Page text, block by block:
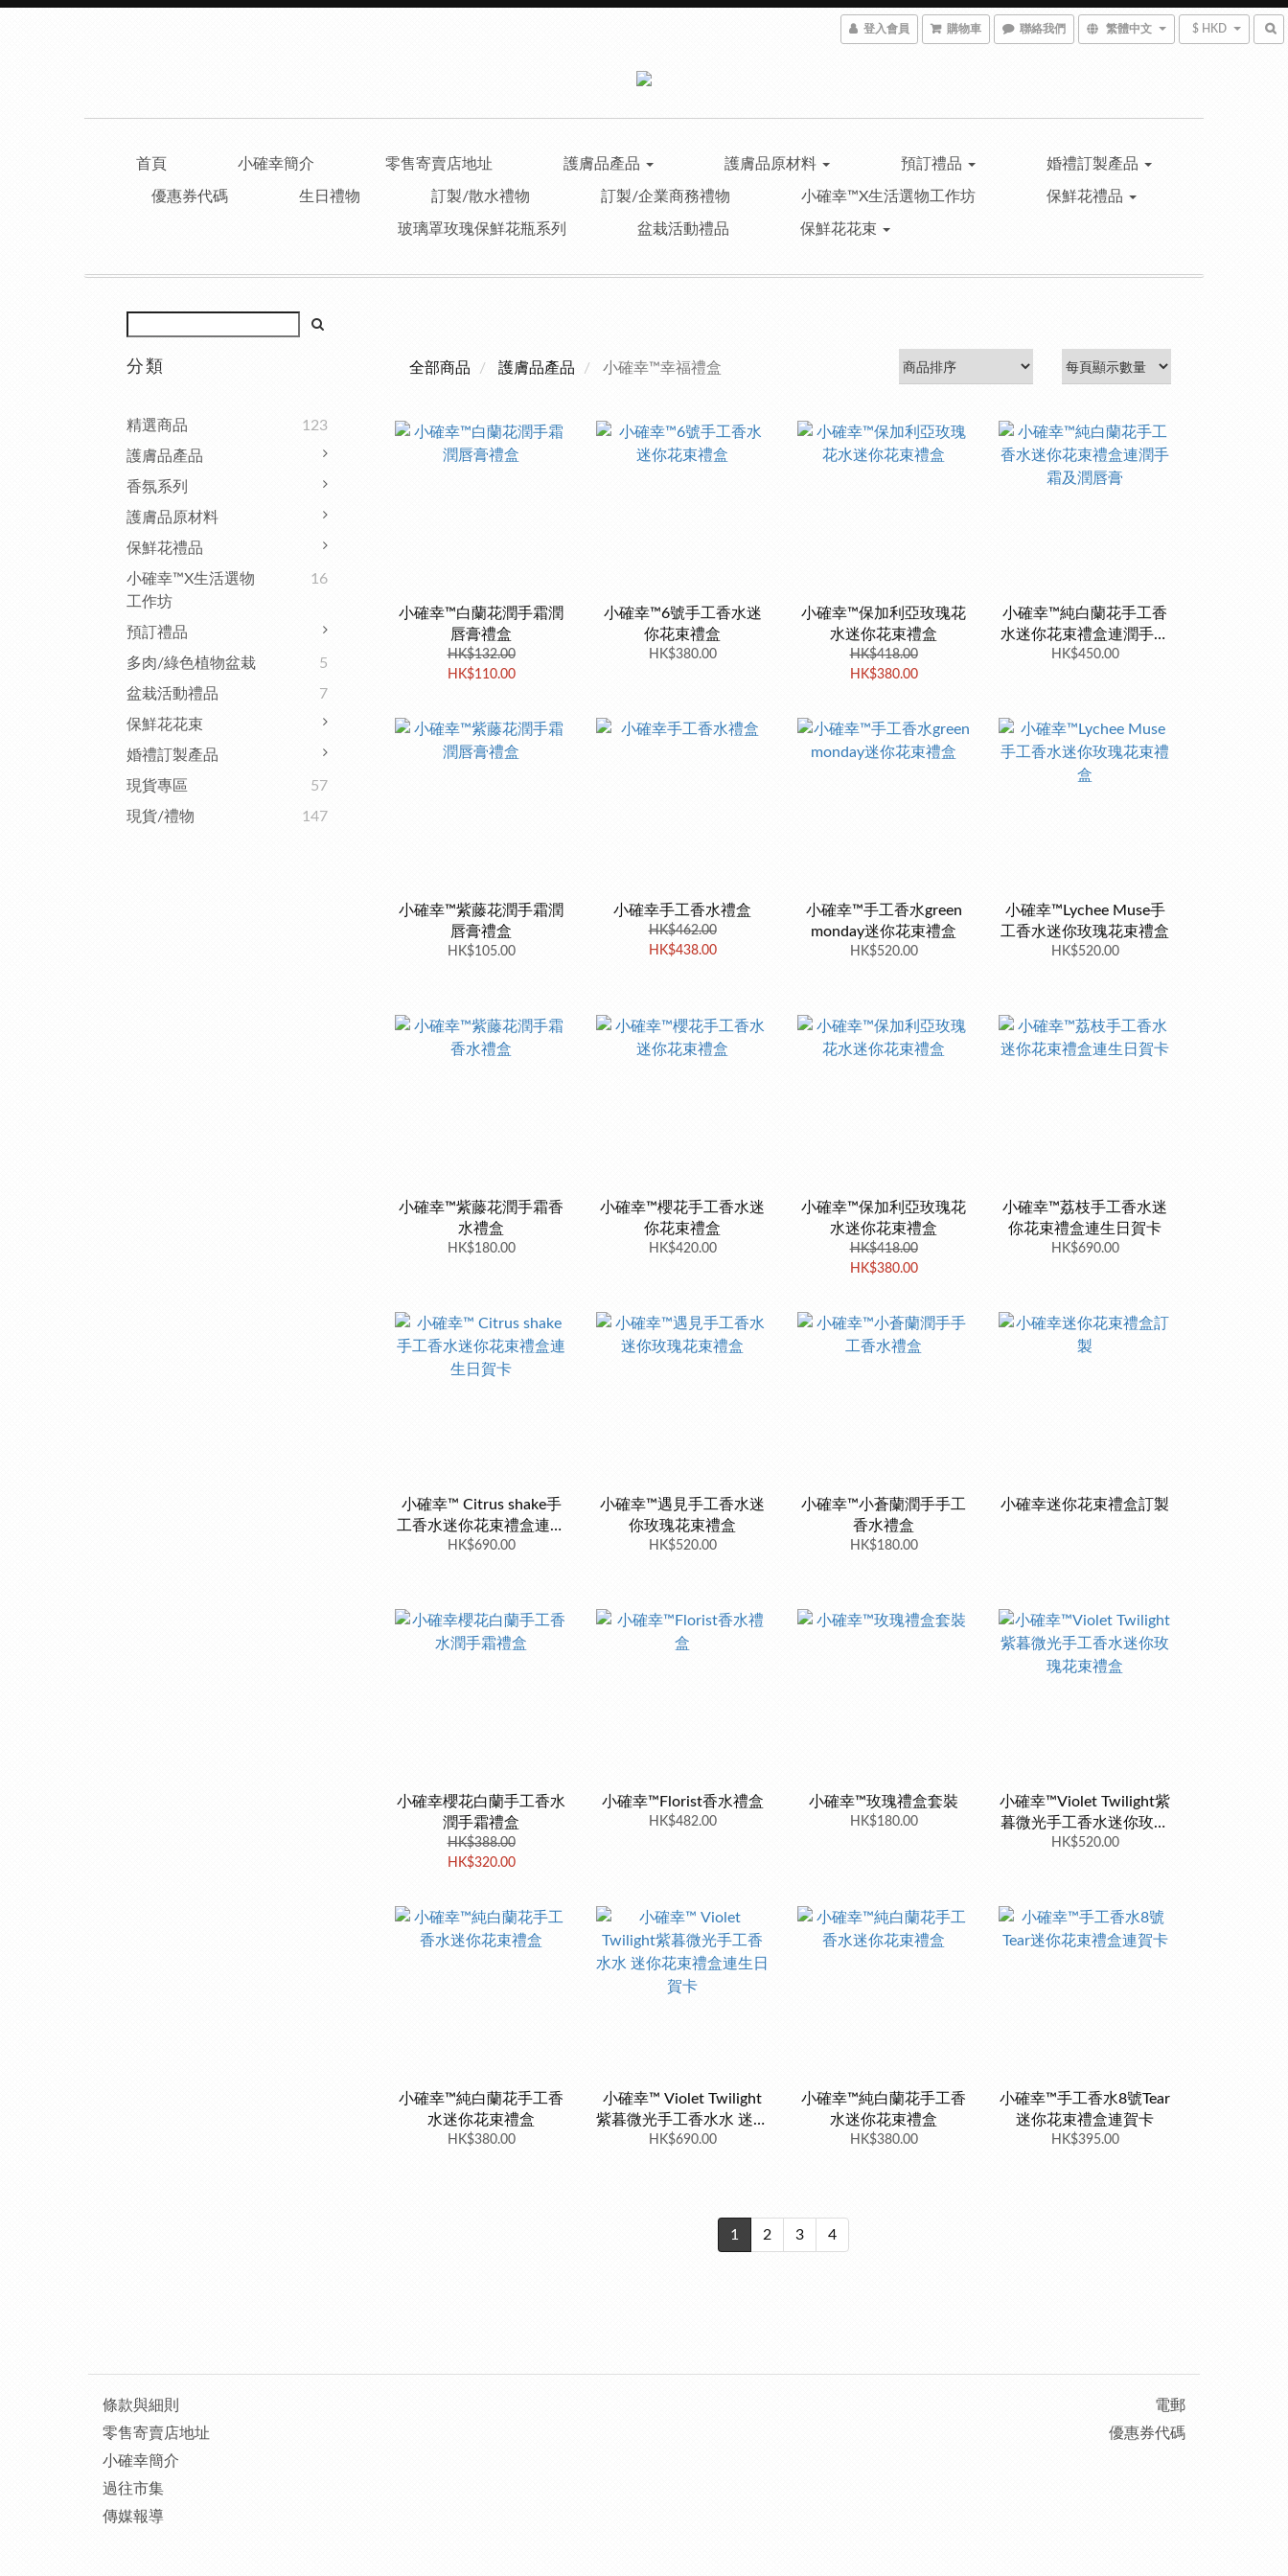
登入會員 購物車 聯絡我們 繁體中文 $ HKD
首頁 小確幸簡介 零售寄賣店地址 護膚品產品 護膚品原材料 預訂禮品 婚禮訂製產品
優惠券代碼 生日禮物 訂製/散水禮物 訂製/企業商務禮物 小確幸™X生活選物工作坊 保鮮花禮品
玻璃罩玫瑰保鮮花瓶系列 盆栽活動禮品 保鮮花花束
分類
精選商品
123
護膚品產品
香氛系列
護膚品原材料
保鮮花禮品
小確幸™x生活選物
工作坊
16
預訂禮品
多肉/綠色植物盆栽
5
盆栽活動禮品
7
保鮮花花束
婚禮訂製產品
現貨專區
57
現貨/禮物
147
全部商品 護膚品產品 小確幸™幸福禮盒
小確幸™白蘭花潤手霜潤
唇膏禮盒
HK$132.00
HK$110.00
小確幸™6號手工香水迷
你花束禮盒
HK$380.00
小確幸™保加利亞玫瑰花
水迷你花束禮盒
HK$418.00
HK$380.00
小確幸™純白蘭花手工香
水迷你花束禮盒連潤手霜
及潤唇膏
HK$450.00
小確幸™紫藤花潤手霜潤
唇膏禮盒
HK$105.00
小確幸手工香水禮盒
HK$462.00
HK$438.00
小確幸™手工香水green
monday迷你花束禮盒
HK$520.00
小確幸™Lychee Muse手
工香水迷你玫瑰花束禮盒
HK$520.00
小確幸™紫藤花潤手霜香
水禮盒
HK$180.00
小確幸™櫻花手工香水迷
你花束禮盒
HK$420.00
小確幸™保加利亞玫瑰花
水迷你花束禮盒
HK$418.00
HK$380.00
小確幸™荔枝手工香水迷
你花束禮盒連生日賀卡
HK$690.00
小確幸™ Citrus shake手
工香水迷你花束禮盒連生
日賀卡
HK$690.00
小確幸™遇見手工香水迷
你玫瑰花束禮盒
HK$520.00
小確幸™小蒼蘭潤手手工
香水禮盒
HK$180.00
小確幸迷你花束禮盒訂製
小確幸櫻花白蘭手工香水
潤手霜禮盒
HK$388.00
HK$320.00
小確幸™Florist香水禮盒
HK$482.00
小確幸™玫瑰禮盒套裝
HK$180.00
小確幸™Violet Twilight紫
暮微光手工香水迷你玫瑰
花束禮盒
HK$520.00
小確幸™純白蘭花手工香
水迷你花束禮盒
HK$380.00
小確幸™ Violet Twilight
紫暮微光手工香水水 迷你
花束禮盒連生日賀卡
HK$690.00
小確幸™純白蘭花手工香
水迷你花束禮盒
HK$380.00
小確幸™️手工香水8號Tear
迷你花束禮盒連賀卡
HK$395.00
1 2 3 4
條款與細則
零售寄賣店地址
小確幸簡介
過往市集
傳媒報導
電郵
優惠券代碼